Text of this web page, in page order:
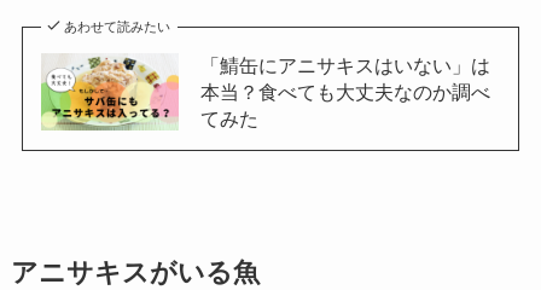
あわせて読みたい
「鯖缶にアニサキスはいない」は
本当？食べても大丈夫なのか調べ
てみた
アニサキスがいる魚